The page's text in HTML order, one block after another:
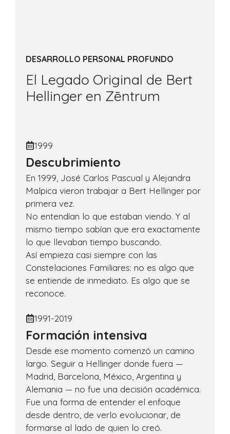
DESARROLLO PERSONAL PROFUNDO
El Legado Original de Bert
Hellinger en Zēntrum
1999
Descubrimiento
En 1999, José Carlos Pascual y Alejandra
Malpica vieron trabajar a Bert Hellinger por
primera vez.
No entendían lo que estaban viendo. Y al
mismo tiempo sabían que era exactamente
lo que llevaban tiempo buscando.
Así empieza casi siempre con las
Constelaciones Familiares: no es algo que
se entiende de inmediato. Es algo que se
reconoce.
1991-2019
Formación intensiva
Desde ese momento comenzó un camino
largo. Seguir a Hellinger donde fuera —
Madrid, Barcelona, México, Argentina y
Alemania — no fue una decisión académica.
Fue una forma de entender el enfoque
desde dentro, de verlo evolucionar, de
formarse al lado de quien lo creó.